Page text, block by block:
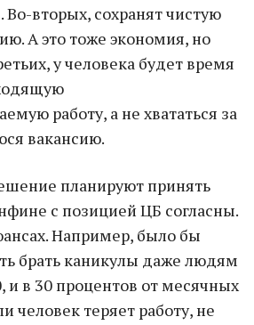
вторых, сохранят чистую
А это тоже экономия, но
у человека будет время
работу, а не хвататься за
вакансию.
планируют принять
с позицией ЦБ согласны.
Например, было бы
брать каникулы даже людям
и в 30 процентов от месячных
человек теряет работу, не